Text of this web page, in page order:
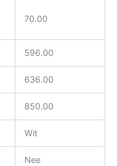
70.00
596.00
636.00
850.00
Wit
Nee